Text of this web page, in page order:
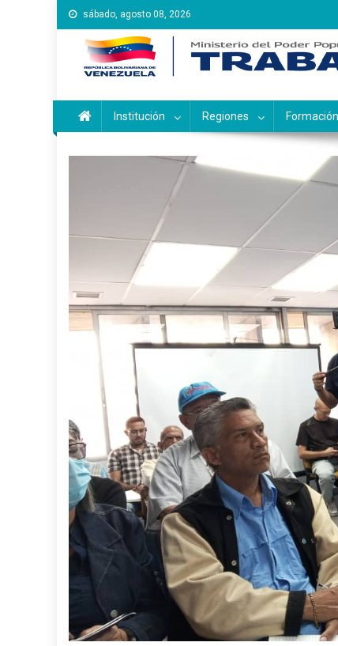
Saltar
al
contenido
sábado, agosto 08, 2026
Instituto Nacional de
Inces
Institución Regiones Formación